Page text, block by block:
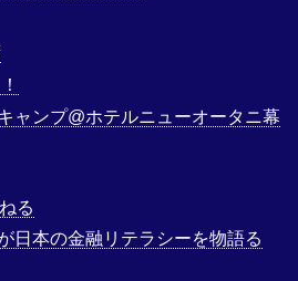
ャンプ@ホテルニューオータニ幕
る
日本の金融リテラシーを物語る